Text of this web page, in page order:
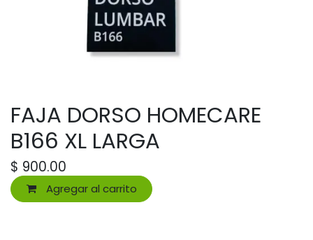
FAJA DORSO HOMECARE
B166 XL LARGA
$ 900.00
Agregar al carrito